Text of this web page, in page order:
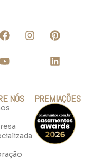
NÓS PREMIAÇÕES